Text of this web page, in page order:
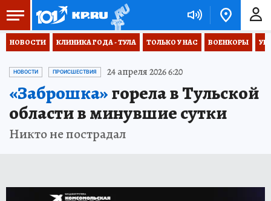
НОВОСТИ КЛИНИКА ГОДА - ТУЛА ТОЛЬКО У НАС ВОЕНКОРЫ
НОВОСТИ ПРОИСШЕСТВИЯ 24 апреля 2026 6:20
«Заброшка»горела в Тульской
области в минувшие сутки
Никто не пострадал